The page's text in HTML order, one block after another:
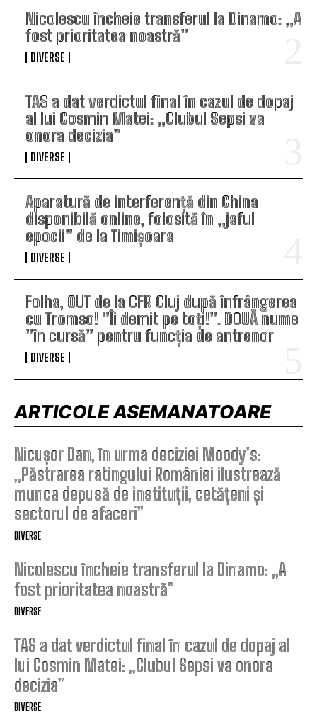
Nicolescu încheie transferul la Dinamo: „A
fost prioritatea noastră”
DIVERSE
TAS a dat verdictul final în cazul de dopaj
al lui Cosmin Matei: „Clubul Sepsi va
onora decizia”
DIVERSE
Aparatură de interferență din China
disponibilă online, folosită în „jaful
epocii” de la Timișoara
DIVERSE
Folha, OUT de la CFR Cluj după înfrângerea
cu Tromso! ”Îi demit pe toți!”. DOUĂ nume
”în cursă” pentru funcția de antrenor
DIVERSE
ARTICOLE ASEMANATOARE
Nicușor Dan, în urma deciziei Moody’s:
„Păstrarea ratingului României ilustrează
munca depusă de instituții, cetățeni și
sectorul de afaceri”
DIVERSE
Nicolescu încheie transferul la Dinamo: „A
fost prioritatea noastră”
DIVERSE
TAS a dat verdictul final în cazul de dopaj al
lui Cosmin Matei: „Clubul Sepsi va onora
decizia”
DIVERSE